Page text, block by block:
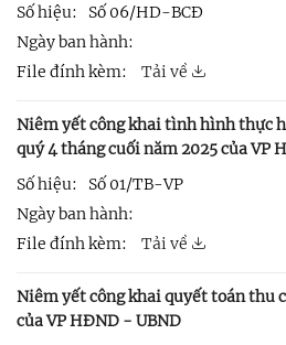
Số hiệu:
Số 06/HD-BCĐ
Ngày ban hành:
File đính kèm:
Tải về
Niêm yết công khai tình hình thực
quý 4 tháng cuối năm 2025 của VP
Số hiệu:
Số 01/TB-VP
Ngày ban hành:
File đính kèm:
Tải về
Niêm yết công khai quyết toán thu
của VP HĐND - UBND